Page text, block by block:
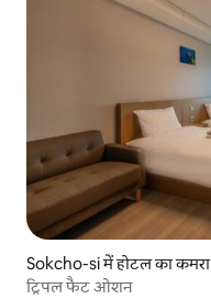
Sokcho-si में होटल का कमरा
ट्रिपल फैट ओशन